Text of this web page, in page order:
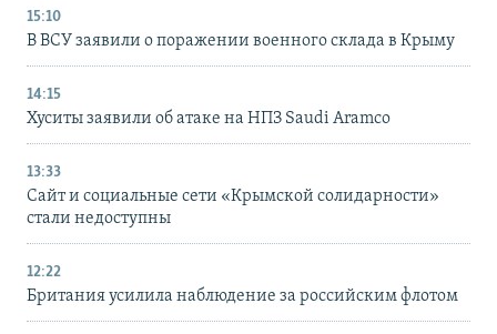
15:10
В ВСУ заявили о поражении военного склада в Крыму
14:15
Хуситы заявили об атаке на НПЗ Saudi Aramco
13:33
Сайт и социальные сети «Крымской солидарности»
стали недоступны
12:22
Британия усилила наблюдение за российским флотом